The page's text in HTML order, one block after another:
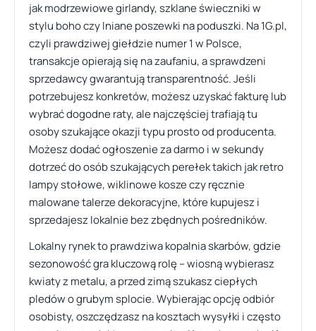
jak modrzewiowe girlandy, szklane świeczniki w
stylu boho czy lniane poszewki na poduszki. Na 1G.pl,
czyli prawdziwej giełdzie numer 1 w Polsce,
transakcje opierają się na zaufaniu, a sprawdzeni
sprzedawcy gwarantują transparentność. Jeśli
potrzebujesz konkretów, możesz uzyskać fakturę lub
wybrać dogodne raty, ale najczęściej trafiają tu
osoby szukające okazji typu prosto od producenta.
Możesz dodać ogłoszenie za darmo i w sekundy
dotrzeć do osób szukających perełek takich jak retro
lampy stołowe, wiklinowe kosze czy ręcznie
malowane talerze dekoracyjne, które kupujesz i
sprzedajesz lokalnie bez zbędnych pośredników.
Lokalny rynek to prawdziwa kopalnia skarbów, gdzie
sezonowość gra kluczową rolę – wiosną wybierasz
kwiaty z metalu, a przed zimą szukasz ciepłych
pledów o grubym splocie. Wybierając opcję odbiór
osobisty, oszczędzasz na kosztach wysyłki i często